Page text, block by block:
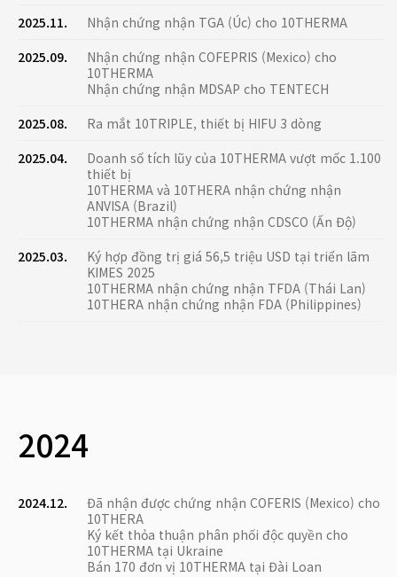
2025.11.
Nhận chứng nhận TGA (Úc) cho 10THERMA
2025.09.
Nhận chứng nhận COFEPRIS (Mexico) cho
10THERMA
Nhận chứng nhận MDSAP cho TENTECH
2025.08.
Ra mắt 10TRIPLE, thiết bị HIFU 3 dòng
2025.04.
Doanh số tích lũy của 10THERMA vượt mốc 1.100
thiết bị
10THERMA và 10THERA nhận chứng nhận
ANVISA (Brazil)
10THERMA nhận chứng nhận CDSCO (Ấn Độ)
2025.03.
Ký hợp đồng trị giá 56,5 triệu USD tại triển lãm
KIMES 2025
10THERMA nhận chứng nhận TFDA (Thái Lan)
10THERA nhận chứng nhận FDA (Philippines)
2024
2024.12.
Đã nhận được chứng nhận COFERIS (Mexico) cho
10THERA
Ký kết thỏa thuận phân phối độc quyền cho
10THERMA tại Ukraine
Bán 170 đơn vị 10THERMA tại Đài Loan